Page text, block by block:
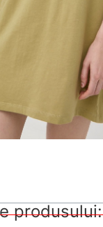
produsului: